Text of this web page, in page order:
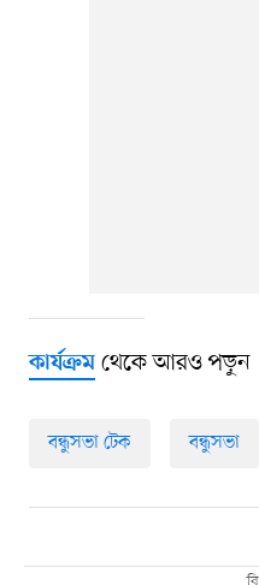
কার্যক্রমথেকে আরও পড়ুন
বন্ধুসভা টেক বন্ধুসভা